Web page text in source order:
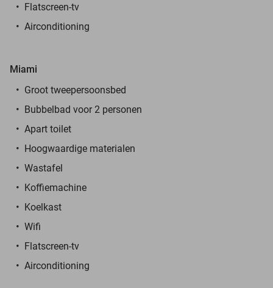
Flatscreen-tv
Airconditioning
Miami
Groot tweepersoonsbed
Bubbelbad voor 2 personen
Apart toilet
Hoogwaardige materialen
Wastafel
Koffiemachine
Koelkast
Wifi
Flatscreen-tv
Airconditioning